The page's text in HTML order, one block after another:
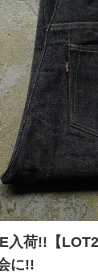
入荷!!【
に!!